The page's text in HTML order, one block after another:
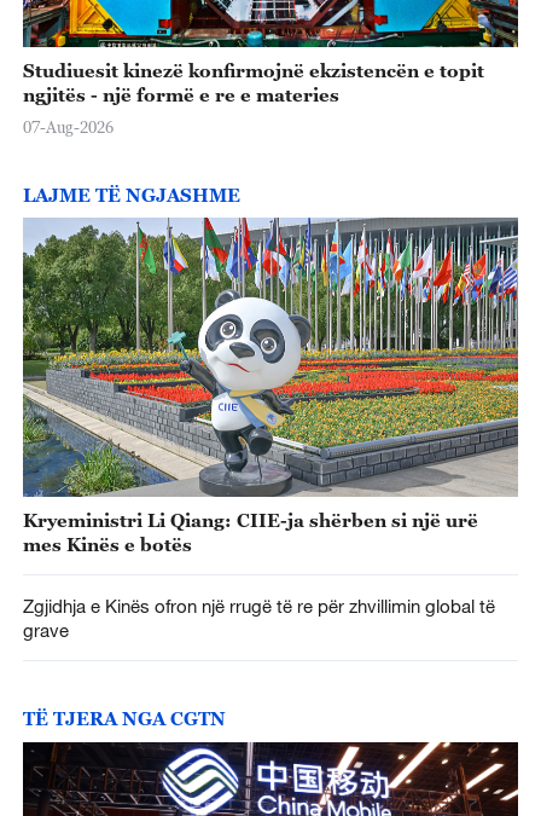
Studiuesit kinezë konfirmojnë ekzistencën e topit
ngjitës - një formë e re e materies
07-Aug-2026
LAJME TË NGJASHME
Kryeministri Li Qiang: CIIE-ja shërben si një urë
mes Kinës e botës
Zgjidhja e Kinës ofron një rrugë të re për zhvillimin global të
grave
TË TJERA NGA CGTN